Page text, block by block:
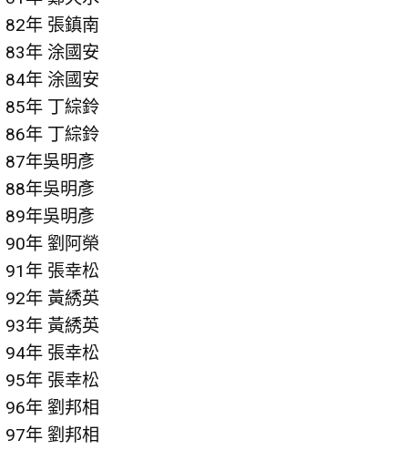
82年 張鎮南
83年 涂國安
84年 涂國安
85年 丁綜鈴
86年 丁綜鈴
87年吳明彥
88年吳明彥
89年吳明彥
90年 劉阿榮
91年 張幸松
92年 黃綉英
93年 黃綉英
94年 張幸松
95年 張幸松
96年 劉邦相
97年 劉邦相